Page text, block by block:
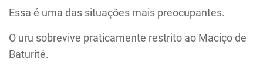
Essa é uma das situações mais preocupantes.
O uru sobrevive praticamente restrito ao Maciço de
Baturité.